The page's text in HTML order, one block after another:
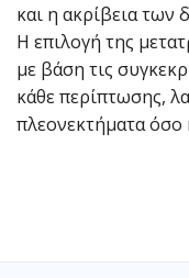
και η ακρίβεια των
Η επιλογή της
με βάση τις
κάθε περίπτωσης,
πλεονεκτήματα όσο